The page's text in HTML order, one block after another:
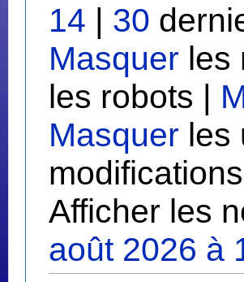
14 | 30
Masquer les
les robots |
Masquer les
Afficher les
août 2026 à